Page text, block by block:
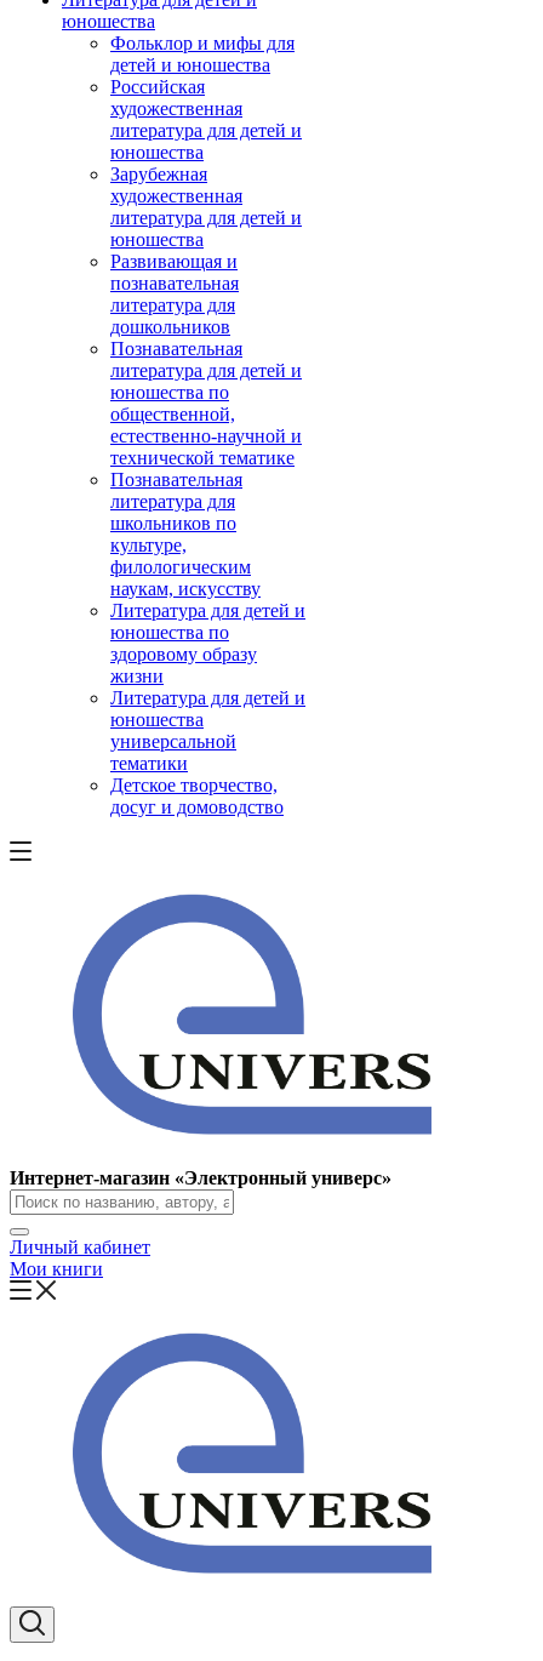
юношества
Фольклор и мифы для
детей и юношества
Российская
художественная
литература для детей и
юношества
Зарубежная
художественная
литература для детей и
юношества
Развивающая и
познавательная
литература для
дошкольников
Познавательная
литература для детей и
юношества по
общественной,
естественно-научной и
технической тематике
Познавательная
литература для
школьников по
культуре,
филологическим
наукам, искусству
Литература для детей и
юношества по
здоровому образу
жизни
Литература для детей и
юношества
универсальной
тематики
Детское творчество,
досуг и домоводство
Интернет-магазин «Электронный универс»
Личный кабинет
Мои книги